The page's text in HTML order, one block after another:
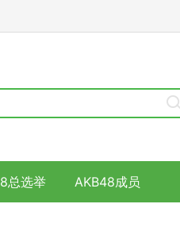
总选举 AKB48成员